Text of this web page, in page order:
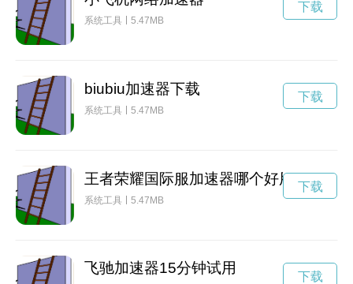
系统工具 5.47MB
下载
biubiu加速器下载
系统工具 5.47MB
下载
王者荣耀国际服加速器哪个好用
系统工具 5.47MB
下载
飞驰加速器15分钟试用 下载